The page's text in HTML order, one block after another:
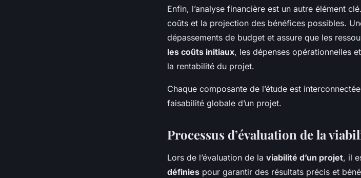
Enfin, l’analyse financière est un autre élément
coûts et la projection des bénéfices possibles.
dépassements de budget et assure que les
les coûts initiaux, les dépenses opérationnelles
la rentabilité du projet.
Chaque composante de l’étude est
faisabilité globale d’un projet.
Processus d’évaluation de la
Lors de l’évaluation de la viabilité d’un projet, il
définies pour garantir des résultats précis et